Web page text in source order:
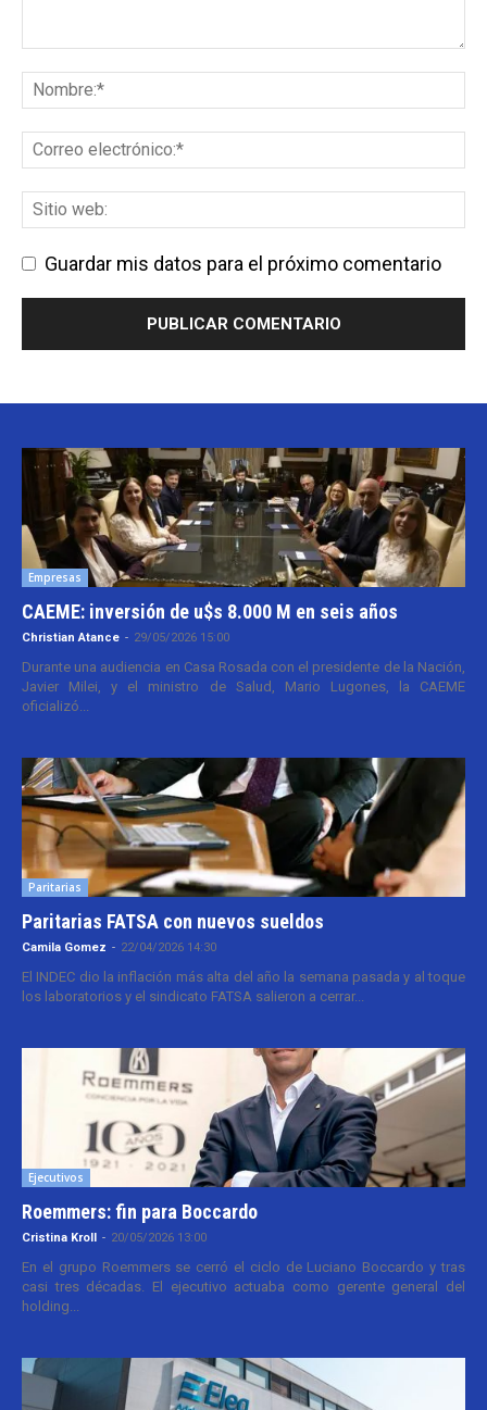
Guardar mis datos para el próximo comentario
Empresas
CAEME: inversión de u$s 8.000 M en seis años
Christian Atance - 29/05/2026 15:00
Durante una audiencia en Casa Rosada con el presidente de la Nación,
Javier Milei, y el ministro de Salud, Mario Lugones, la CAEME
oficializó...
Paritarias
Paritarias FATSA con nuevos sueldos
Camila Gomez - 22/04/2026 14:30
El INDEC dio la inflación más alta del año la semana pasada y al toque
los laboratorios y el sindicato FATSA salieron a cerrar...
Ejecutivos
Roemmers: fin para Boccardo
Cristina Kroll - 20/05/2026 13:00
En el grupo Roemmers se cerró el ciclo de Luciano Boccardo y tras
casi tres décadas. El ejecutivo actuaba como gerente general del
holding...